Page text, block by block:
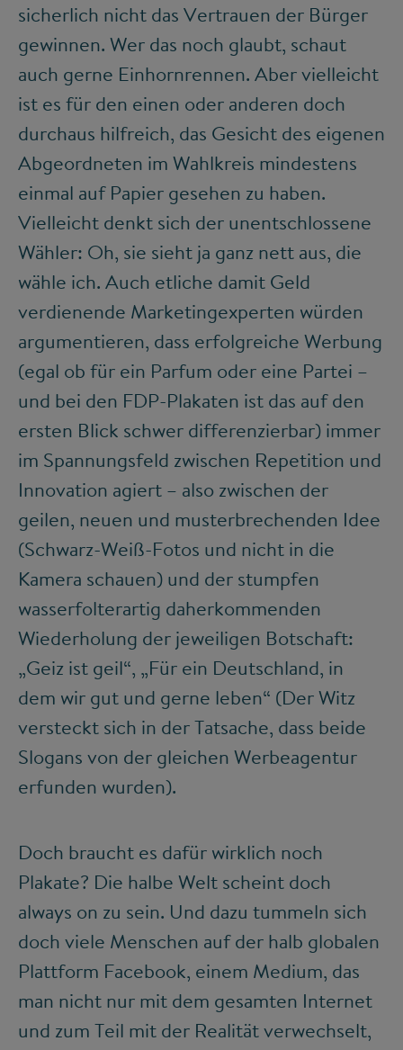
sicherlich nicht das Vertrauen der Bürger
gewinnen. Wer das noch glaubt, schaut
auch gerne Einhornrennen. Aber vielleicht
ist es für den einen oder anderen doch
durchaus hilfreich, das Gesicht des eigenen
Abgeordneten im Wahlkreis mindestens
einmal auf Papier gesehen zu haben.
Vielleicht denkt sich der unentschlossene
Wähler: Oh, sie sieht ja ganz nett aus, die
wähle ich. Auch etliche damit Geld
verdienende Marketingexperten würden
argumentieren, dass erfolgreiche Werbung
(egal ob für ein Parfum oder eine Partei –
und bei den FDP-Plakaten ist das auf den
ersten Blick schwer differenzierbar) immer
im Spannungsfeld zwischen Repetition und
Innovation agiert – also zwischen der
geilen, neuen und musterbrechenden Idee
(Schwarz-Weiß-Fotos und nicht in die
Kamera schauen) und der stumpfen
wasserfolterartig daherkommenden
Wiederholung der jeweiligen Botschaft:
„Geiz ist geil“, „Für ein Deutschland, in
dem wir gut und gerne leben“ (Der Witz
versteckt sich in der Tatsache, dass beide
Slogans von der gleichen Werbeagentur
erfunden wurden).
Doch braucht es dafür wirklich noch
Plakate? Die halbe Welt scheint doch
always on zu sein. Und dazu tummeln sich
doch viele Menschen auf der halb globalen
Plattform Facebook, einem Medium, das
man nicht nur mit dem gesamten Internet
und zum Teil mit der Realität verwechselt,